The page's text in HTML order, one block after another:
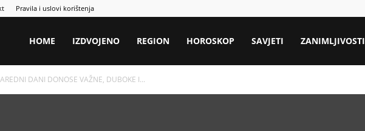
Pravila i uslovi korištenja
HOME IZDVOJENO REGION HOROSKOP SAVJETI ZANIMLJIVOSTI
DANI DONOSE VAŽNE, DUBOKE I...